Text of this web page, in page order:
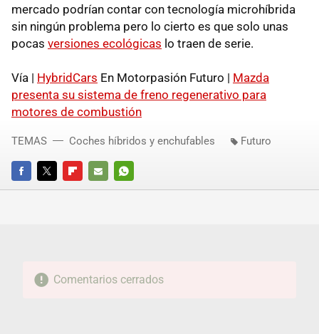
mercado podrían contar con tecnología microhíbrida
sin ningún problema pero lo cierto es que solo unas
pocas versiones ecológicas lo traen de serie.
Vía | HybridCars En Motorpasión Futuro | Mazda
presenta su sistema de freno regenerativo para
motores de combustión
FACEBOOKTWITTERFLIPBOARD
E-
WHATSAPP
TEMAS Coches híbridos y enchufables Futuro
Comentarios cerrados